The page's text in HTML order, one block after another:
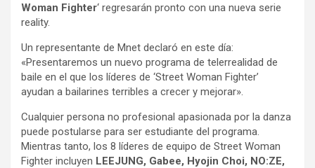
Woman Fighter‘ regresarán pronto con una nueva serie
reality.
Un representante de Mnet declaró en este día:
«Presentaremos un nuevo programa de telerrealidad de
baile en el que los líderes de ‘Street Woman Fighter’
ayudan a bailarines terribles a crecer y mejorar».
Cualquier persona no profesional apasionada por la danza
puede postularse para ser estudiante del programa.
Mientras tanto, los 8 líderes de equipo de Street Woman
Fighter incluyen LEEJUNG, Gabee, Hyojin Choi, NO:ZE,